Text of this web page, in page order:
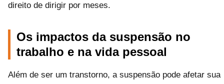
direito de dirigir por meses.
Os impactos da suspensão no
trabalho e na vida pessoal
Além de ser um transtorno, a suspensão pode afetar sua